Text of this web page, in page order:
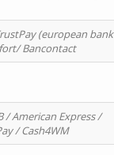
(european bank
Bancontact
/ American Express /
/ Cash4WM